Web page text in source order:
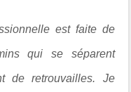
est faite de
qui se séparent
de retrouvailles. Je